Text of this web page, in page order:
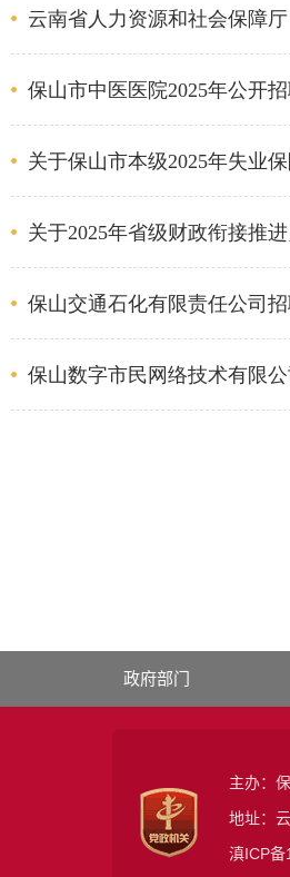
云南省人力资源和社会保障
保山市中医医院2025年公开
关于保山市本级2025年失业
关于2025年省级财政衔接推
保山交通石化有限责任公司
保山数字市民网络技术有限